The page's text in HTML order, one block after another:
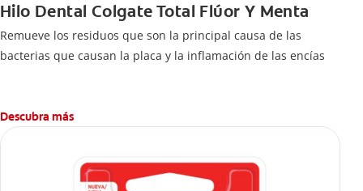
Hilo Dental Colgate Total Flúor Y Menta
Remueve los residuos que son la principal causa de las
bacterias que causan la placa y la inflamación de las encías
Descubra más